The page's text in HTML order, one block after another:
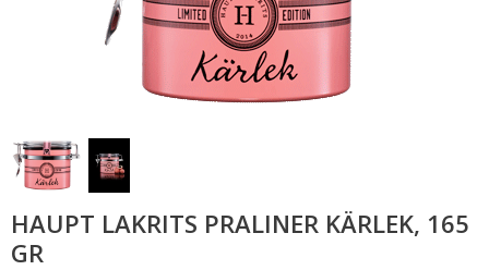
HAUPT LAKRITS PRALINER KÄRLEK, 165
GR